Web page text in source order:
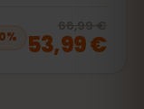
%
66,99 €
53,99 €